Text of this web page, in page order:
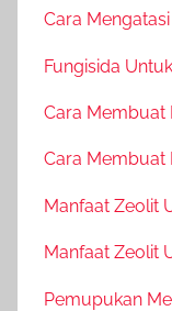
Cara
Fungisida
Cara Membuat
Cara Membuat
Manfaat Zeolit
Manfaat Zeolit
Pemupukan